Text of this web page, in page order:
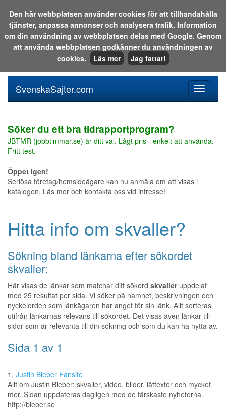
Sök i katalogen eller på webben:
meny
SvenskaSajter.com
Söker du ett bra tidrapportprogram?
JBTMR (jobbtimmar.se) är ditt val. Lågt pris - enkelt att använda.
Fritt test.
Öppet igen!
Seriösa företag/hemsideägare kan nu anmäla om att visas i
katalogen. Läs mer och kontakta oss vid intresse!
Hitta info om skvaller?
Sökning bland länkarna efter sökordet
skvaller:
Här visas de länkar som matchar ditt sökord skvalleruppdelat
med 25 resultat per sida. Vi söker på namnet, beskrivningen och
nyckelorden som länkägaren har anget för sin länk. Allt sorteras
utifrån länkarnas relevans till sökordet. Det visas även länkar till
sidor som är relevanta till din sökning och som du kan ha nytta av.
Sida 1 av 1
1. Justin Bieber Fansite
Allt om Justin Bieber: skvaller, video, bilder, låttexter och mycket
mer. Sidan uppdateras dagligen med de färskaste nyheterna.
http://bieber.se
Den här webbplatsen använder cookies för att tillhandahålla
tjänster, anpassa annonser och analysera trafik. Information
om din användning av webbplatsen delas med Google. Genom
att använda webbplatsen godkänner du användningen av
cookies.
Läs mer Jag fattar!